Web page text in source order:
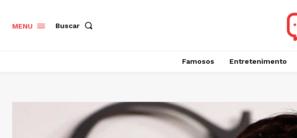
MENU Buscar
Famosos Entretenimento